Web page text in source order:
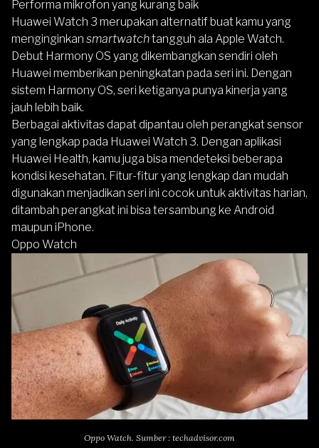
Performa mikrofon yang kurang baik
Huawei Watch 3 merupakan alternatif buat kamu yang
menginginkan smartwatchtangguh ala Apple Watch.
Debut Harmony OS yang dikembangkan sendiri oleh
Huawei memberikan peningkatan pada seri ini. Dengan
sistem Harmony OS, seri ketiganya punya kinerja yang
jauh lebih baik.
Berbagai aktivitas dapat dipantau oleh perangkat sensor
yang lengkap pada Huawei Watch 3. Dengan aplikasi
Huawei Health, kamu juga bisa mendeteksi beberapa
kondisi kesehatan. Fitur-fitur yang lengkap dan mudah
digunakan menjadikan seri ini cocok untuk aktivitas harian,
ditambah perangkat ini bisa tersambung ke Android
maupun iPhone.
Oppo Watch
Oppo Watch. Sumber : techadvisor.com